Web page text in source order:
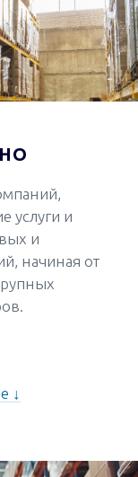
услуги и
и
начиная от
↓